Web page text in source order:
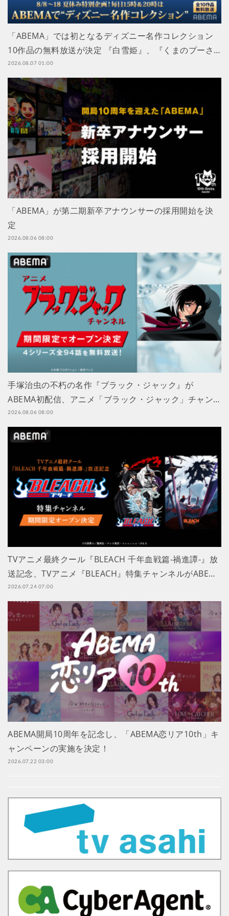
「ABEMA」では初となるディズニー名作コレクション
10作品の無料放送が決定 『白雪姫』、『くまのプーさ…
2026.08.07 01:00
「ABEMA」が第二期新卒アナウンサーの採用開始を決
定
2026.08.06 08:00
手塚治虫の不朽の名作『ブラック・ジャック』が
ABEMA初配信、アニメ「ブラック・ジャック」チャン…
2026.08.06 08:00
TVアニメ最終クール『BLEACH 千年血戦篇-禍進譚-』放
送記念、TVアニメ『BLEACH』特集チャンネルがABE…
2026.07.24 07:00
ABEMA開局10周年を記念し、「ABEMA恋リア10th」キ
ャンペーンの実施を決定！
2026.07.22 03:00